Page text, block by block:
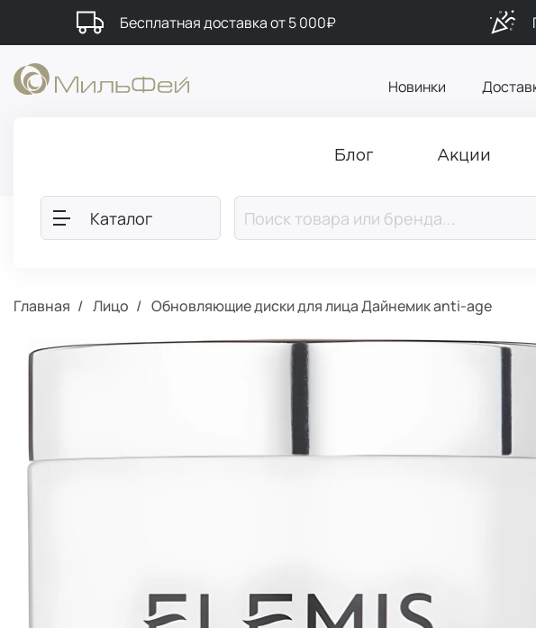
Бесплатная доставка от 5 000₽
Новинки
Блог Акции
Каталог
Главная Лицо Обновляющие диски для лица Дайнемик anti-age